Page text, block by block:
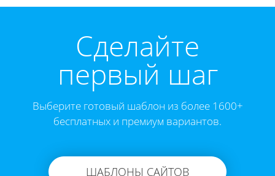
Cделайте
первый шаг
Выберите готовый шаблон из более 1600+
бесплатных и премиум вариантов.
ШАБЛОНЫ САЙТОВ